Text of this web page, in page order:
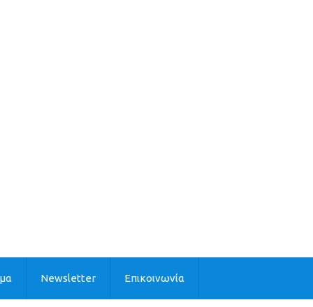
Newsletter Επικοινωνία